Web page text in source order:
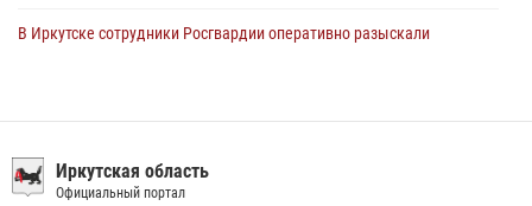
В Иркутске сотрудники Росгвардии оперативно разыскали
приняли участие в благотворительной акции
13 июля 2026, 07:04 4
Иркутская область
Официальный портал